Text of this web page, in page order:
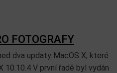
FOTOGRAFY
dva updaty MacOS X, které
V první řadě byl vydán